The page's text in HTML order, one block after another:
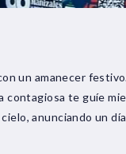
un amanecer
contagiosa te guíe
anunciando un